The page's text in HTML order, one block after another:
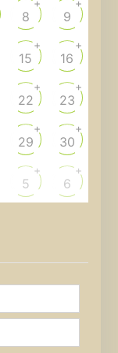
8
+
9
+
15
+
16
+
22
+
23
+
29
+
30
+
5
+
6
+